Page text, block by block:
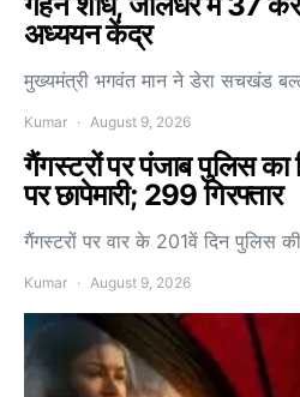
अध्ययन केंद्र
मुख्यमंत्री भगवंत मान ने डेरा सचखंड
Kumar August 9, 2026
गैंगस्टरों पर पंजाब पुलिस
पर छापेमारी; 299 गिरफ्तार
गैंगस्टरों पर वार के 201वें दिन पुलिस
Kumar August 9, 2026